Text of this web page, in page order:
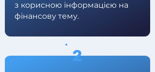
з корисною інформацією на
фінансову тему.
2